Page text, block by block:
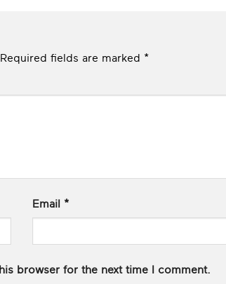
Required fields are marked *
Email *
browser for the next time I comment.